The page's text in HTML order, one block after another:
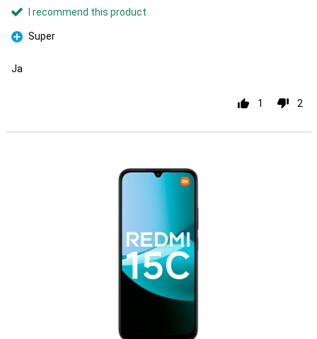
I recommend this product
Pro
Super
Ja
1 2